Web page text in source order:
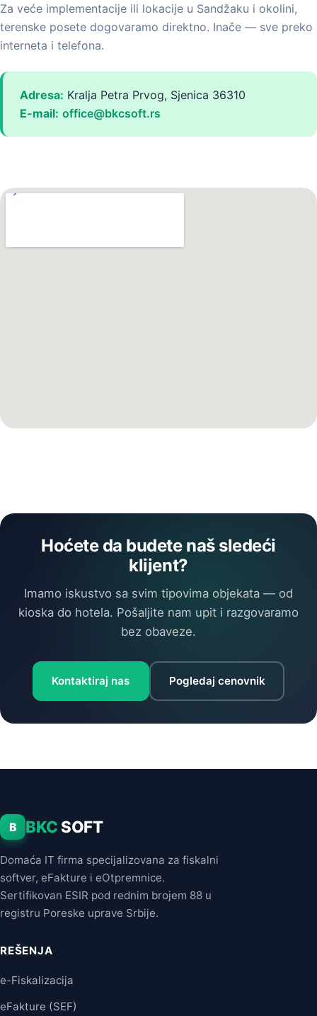
Za veće implementacije ili lokacije u Sandžaku i okolini,
terenske posete dogovaramo direktno. Inače — sve preko
interneta i telefona.
Adresa: Kralja Petra Prvog, Sjenica 36310
E-mail: office@bkcsoft.rs
Hoćete da budete naš sledeći
klijent?
Imamo iskustvo sa svim tipovima objekata — od
kioska do hotela. Pošaljite nam upit i razgovaramo
bez obaveze.
Kontaktiraj nas Pogledaj cenovnik
B BKC SOFT
Domaća IT firma specijalizovana za fiskalni
softver, eFakture i eOtpremnice.
Sertifikovan ESIR pod rednim brojem 88 u
registru Poreske uprave Srbije.
REŠENJA
e-Fiskalizacija
eFakture (SEF)